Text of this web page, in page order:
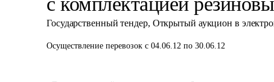
Государственный тендер, Открытый аукцион в
Осуществление перевозок с 04.06.12 по 30.06.12